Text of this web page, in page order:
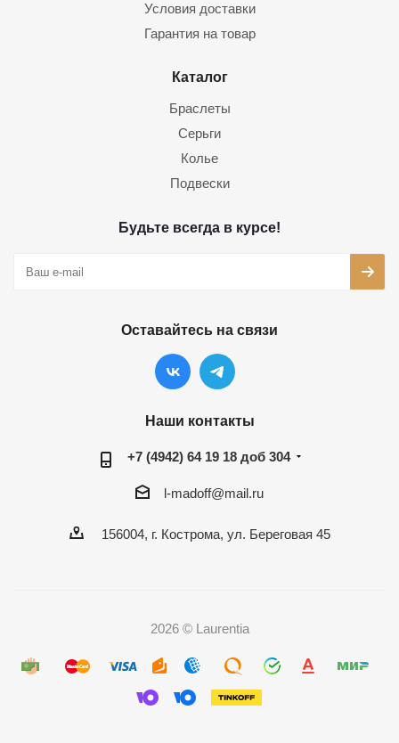
Условия доставки
Гарантия на товар
Каталог
Браслеты
Серьги
Колье
Подвески
Будьте всегда в курсе!
Оставайтесь на связи
Наши контакты
+7 (4942) 64 19 18 доб 304
l-madoff@mail.ru
156004, г. Кострома, ул. Береговая 45
2026 © Laurentia